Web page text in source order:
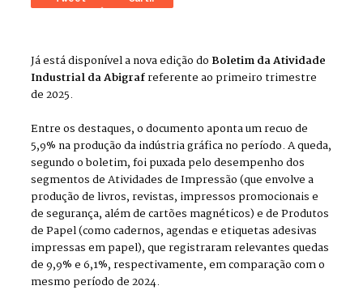
Já está disponível a nova edição do Boletim da Atividade
Industrial da Abigrafreferente ao primeiro trimestre
de 2025.
Entre os destaques, o documento aponta um recuo de
5,9% na produção da indústria gráfica no período. A queda,
segundo o boletim, foi puxada pelo desempenho dos
segmentos de Atividades de Impressão (que envolve a
produção de livros, revistas, impressos promocionais e
de segurança, além de cartões magnéticos) e de Produtos
de Papel (como cadernos, agendas e etiquetas adesivas
impressas em papel), que registraram relevantes quedas
de 9,9% e 6,1%, respectivamente, em comparação com o
mesmo período de 2024.